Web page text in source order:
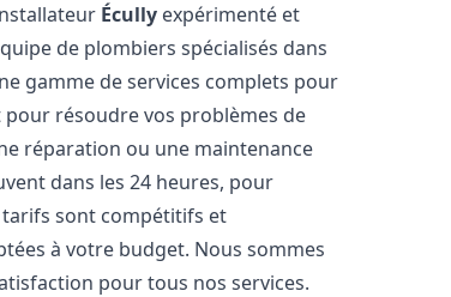
Écully expérimenté et
de plombiers spécialisés dans
gamme de services complets pour
résoudre vos problèmes de
réparation ou une maintenance
dans les 24 heures, pour
sont compétitifs et
à votre budget. Nous sommes
pour tous nos services.